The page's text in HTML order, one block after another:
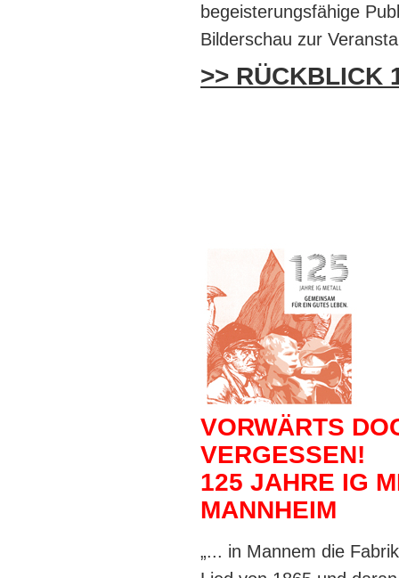
begeisterungsfähige
Bilderschau zur
>> RÜCKBLICK
VORWÄRTS
VERGESSEN!
125 JAHRE IG
MANNHEIM
„... in Mannem die